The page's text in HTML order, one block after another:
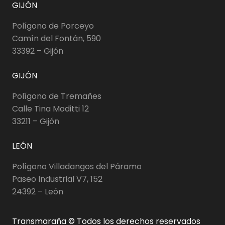
GIJÓN
Polígono de Porceyo
Camín del Fontán, 590
33392 – Gijón
GIJÓN
Polígono de Tremañes
Calle Tina Moditti 12
33211 – Gijón
LEÓN
Polígono Villadangos del Páramo
Paseo Industrial V7, 152
24392 – León
Transmaraña © Todos los derechos reservados